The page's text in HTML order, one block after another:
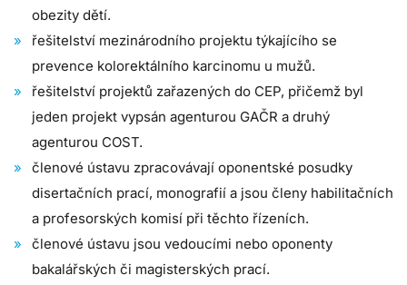
obezity dětí.
řešitelství mezinárodního projektu týkajícího se
prevence kolorektálního karcinomu u mužů.
řešitelství projektů zařazených do CEP, přičemž byl
jeden projekt vypsán agenturou GAČR a druhý
agenturou COST.
členové ústavu zpracovávají oponentské posudky
disertačních prací, monografií a jsou členy habilitačních
a profesorských komisí při těchto řízeních.
členové ústavu jsou vedoucími nebo oponenty
bakalářských či magisterských prací.